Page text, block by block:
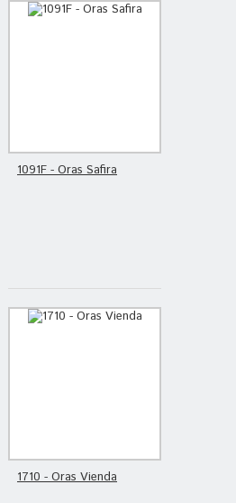
1091F - Oras Safira
1710 - Oras Vienda